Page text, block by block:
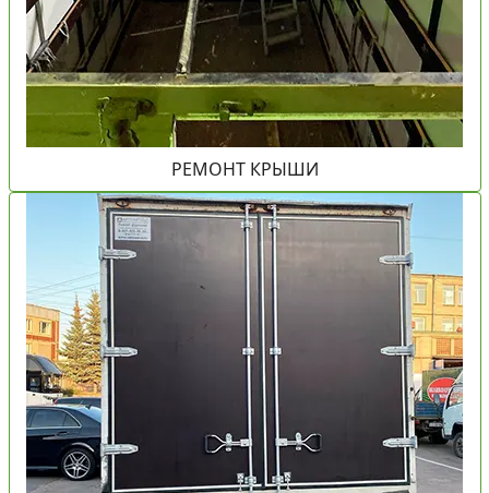
РЕМОНТ КРЫШИ